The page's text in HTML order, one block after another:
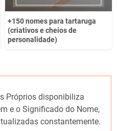
+150 nomes para tartaruga
(criativos e cheios de
personalidade)
Próprios disponibiliza
e o Significado do Nome,
constantemente.